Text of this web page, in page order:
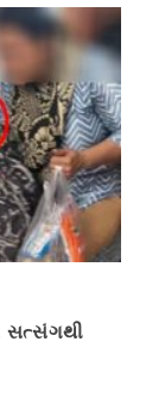
સત્સંગથી